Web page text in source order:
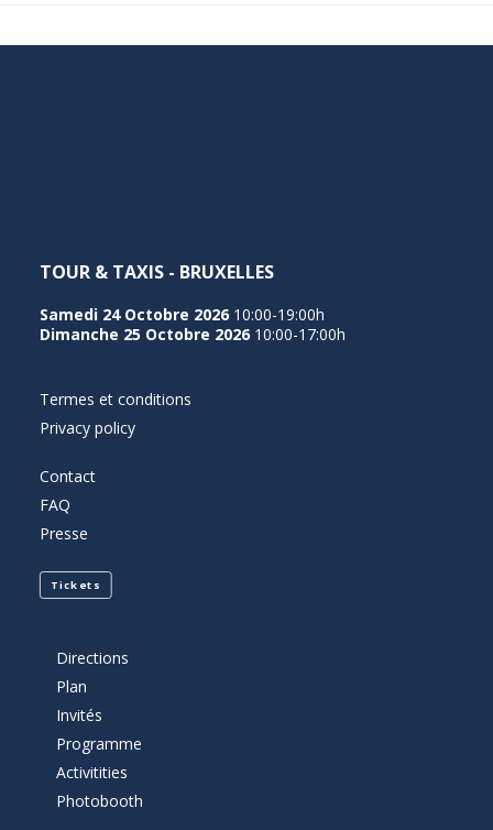
TOUR & TAXIS - BRUXELLES
Samedi 24 Octobre 2026 10:00-19:00h
Dimanche 25 Octobre 2026 10:00-17:00h
Termes et conditions
Privacy policy
Contact
FAQ
Presse
Tickets
Directions
Plan
Invités
Programme
Activitities
Photobooth